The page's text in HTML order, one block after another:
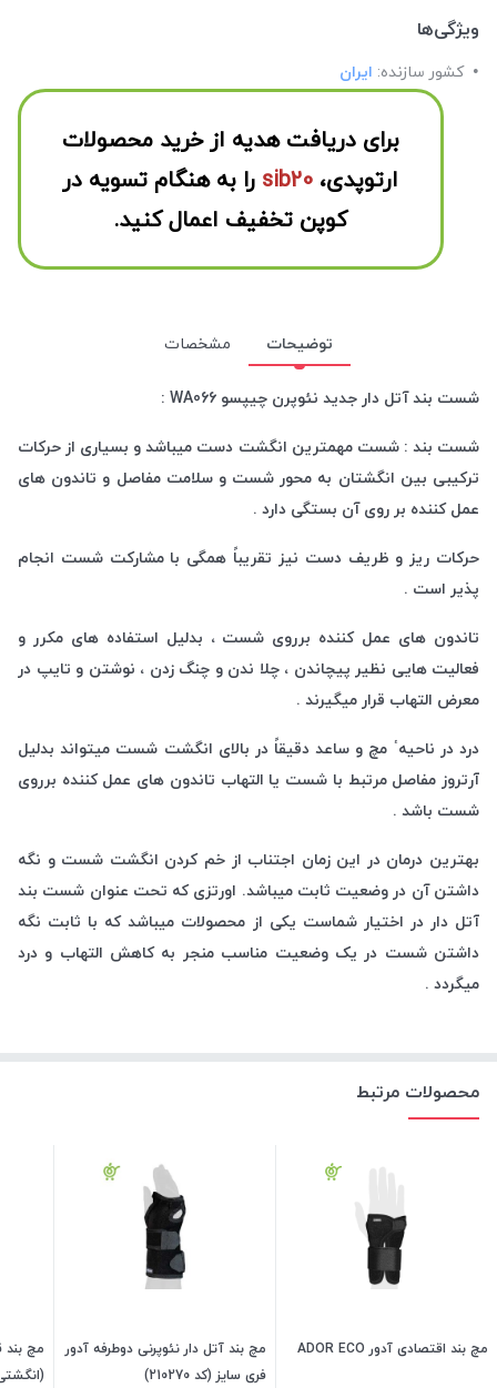
ویژگی‌ها
کشور سازنده: ایران
برای دریافت هدیه از خرید محصولات
ارتوپدی، sib20 را به هنگام تسویه در
کوپن تخفیف اعمال کنید.
توضیحات
مشخصات
شست بند آتل دار جدید نئوپرن چیپسو WA066 :
شست بند : شست مهمترین انگشت دست میباشد و بسیاری از حرکات
ترکیبی بین انگشتان به محور شست و سلامت مفاصل و تاندون های
عمل کننده بر روی آن بستگی دارد .
حرکات ریز و ظریف دست نیز تقریباً همگی با مشارکت شست انجام
پذیر است .
تاندون های عمل کننده برروی شست ، بدلیل استفاده های مکرر و
فعالیت هایی نظیر پیچاندن ، چلا ندن و چنگ زدن ، نوشتن و تایپ در
معرض التهاب قرار میگیرند .
درد در ناحیهٴ مچ و ساعد دقیقاً در بالای انگشت شست میتواند بدلیل
آرتروز مفاصل مرتبط با شست یا التهاب تاندون های عمل کننده برروی
شست باشد .
بهترین درمان در این زمان اجتناب از خم کردن انگشت شست و نگه
داشتن آن در وضعیت ثابت میباشد. اورتزی که تحت عنوان شست بند
آتل دار در اختیار شماست یکی از محصولات میباشد که با ثابت نگه
داشتن شست در یک وضعیت مناسب منجر به کاهش التهاب و درد
میگردد .
محصولات مرتبط
مچ بند اقتصادی آدور ADOR ECO
مچ بند آتل دار نئوپرنی دوطرفه آدور
فری سایز (کد 210270)
مچ بند